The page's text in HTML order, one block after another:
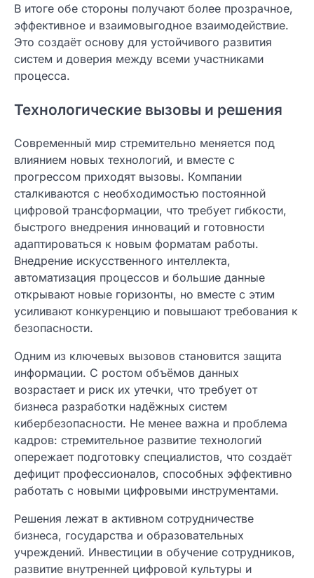
В итоге обе стороны получают более прозрачное,
эффективное и взаимовыгодное взаимодействие.
Это создаёт основу для устойчивого развития
систем и доверия между всеми участниками
процесса.
Технологические вызовы и решения
Современный мир стремительно меняется под
влиянием новых технологий, и вместе с
прогрессом приходят вызовы. Компании
сталкиваются с необходимостью постоянной
цифровой трансформации, что требует гибкости,
быстрого внедрения инноваций и готовности
адаптироваться к новым форматам работы.
Внедрение искусственного интеллекта,
автоматизация процессов и большие данные
открывают новые горизонты, но вместе с этим
усиливают конкуренцию и повышают требования к
безопасности.
Одним из ключевых вызовов становится защита
информации. С ростом объёмов данных
возрастает и риск их утечки, что требует от
бизнеса разработки надёжных систем
кибербезопасности. Не менее важна и проблема
кадров: стремительное развитие технологий
опережает подготовку специалистов, что создаёт
дефицит профессионалов, способных эффективно
работать с новыми цифровыми инструментами.
Решения лежат в активном сотрудничестве
бизнеса, государства и образовательных
учреждений. Инвестиции в обучение сотрудников,
развитие внутренней цифровой культуры и